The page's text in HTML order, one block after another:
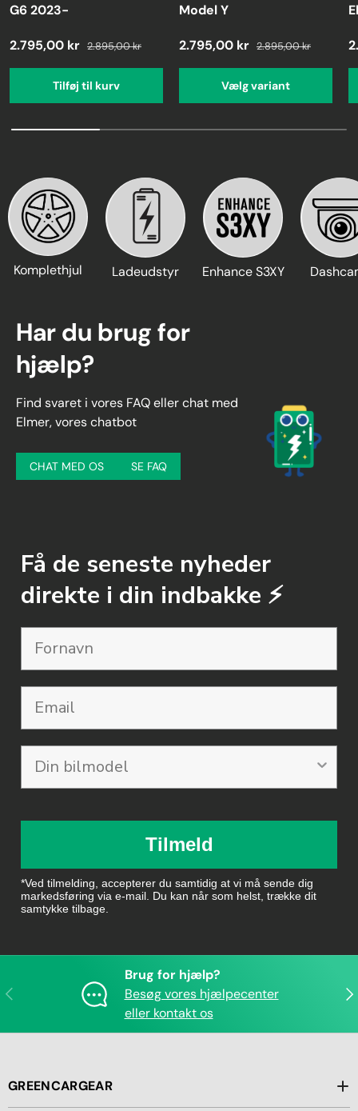
G6 2023-
2.795,00 kr 2.895,00 kr
Tilføj til kurv
Model Y
2.795,00 kr 2.895,00 kr
Vælg variant
Komplethjul Ladeudstyr Enhance S3XY
Har du brug for
hjælp?
Find svaret i vores FAQ eller chat med
Elmer, vores chatbot
CHAT MED OS SE FAQ
Få de seneste nyheder
direkte i din indbakke ⚡️
Email
Tilmeld
*Ved tilmelding, accepterer du samtidig at vi må sende dig
markedsføring via e-mail. Du kan når som helst, trække dit
samtykke tilbage.
Forrige
Brug for hjælp?
Besøg vores hjælpecenter
eller kontakt os
GREENCARGEAR